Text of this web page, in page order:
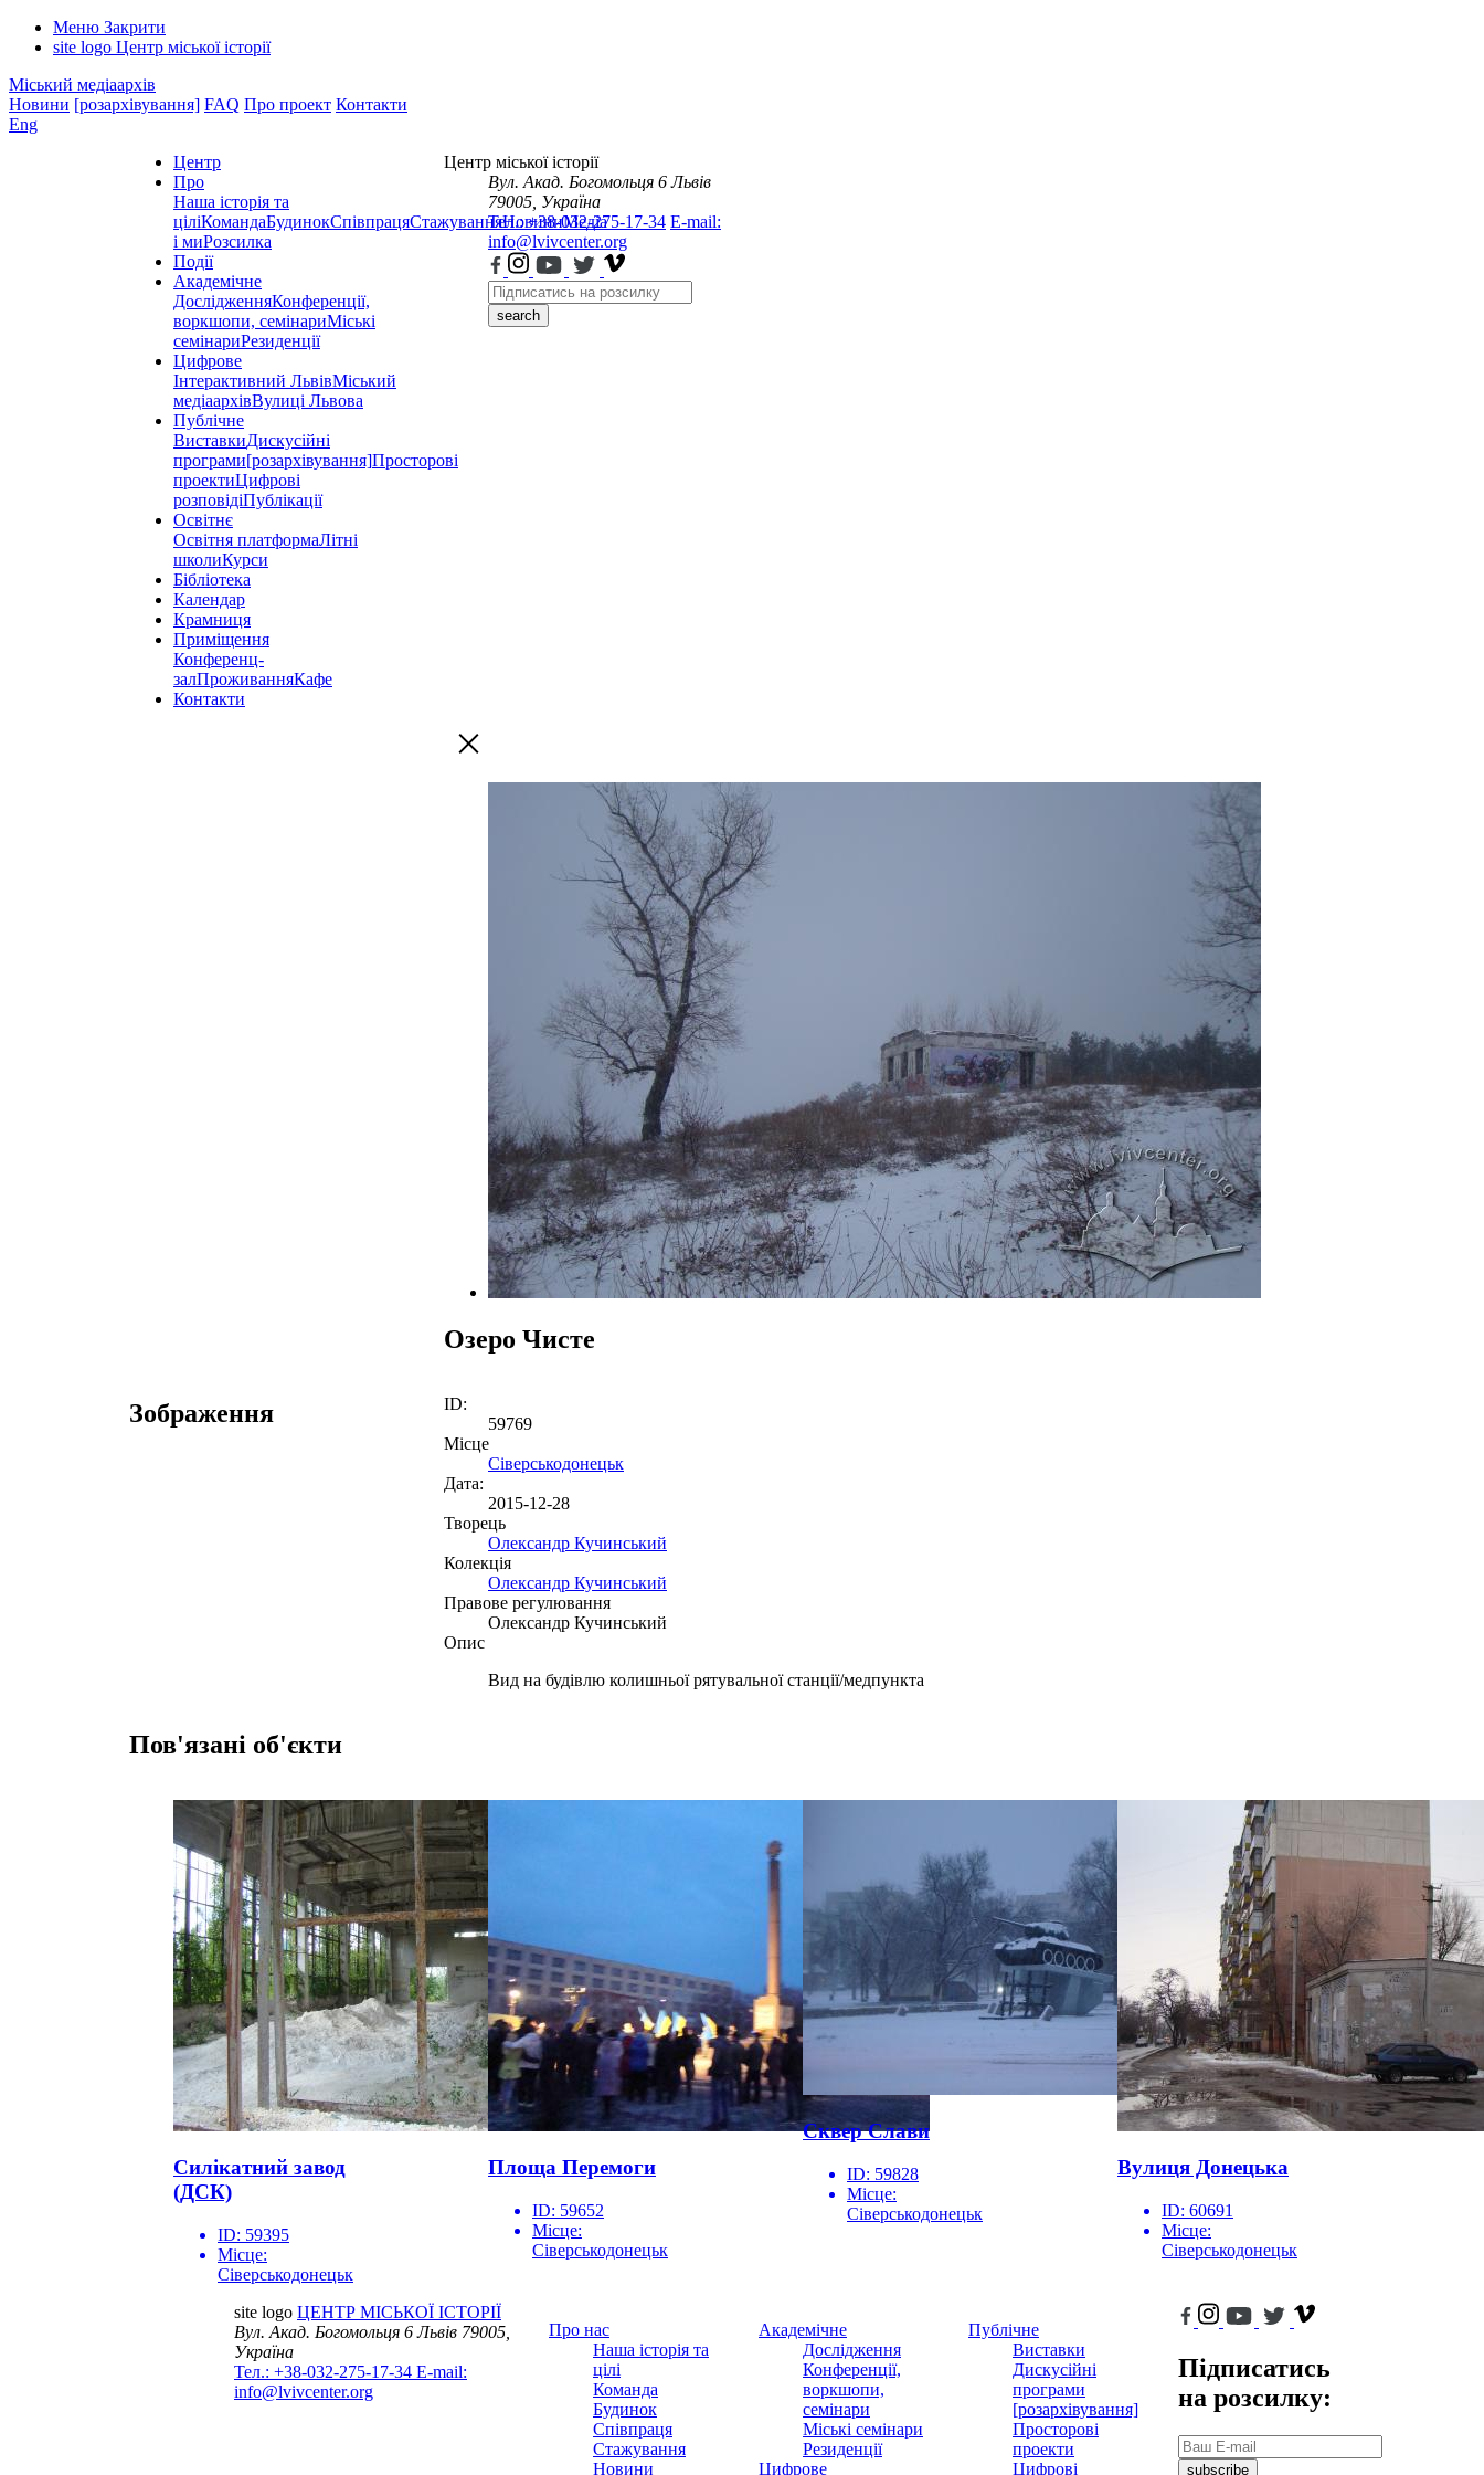
Меню Закрити
site logo Центр міської історії
Міський медіаархів
Новини [розархівування] FAQ Про проект Контакти
Eng
Центр
Про
Наша історія та
ціліКомандаБудинокСпівпрацяСтажуванняНовиниМедіа
і миРозсилка
Події
Академічне
ДослідженняКонференції,
воркшопи, семінариМіські
семінариРезиденції
Цифрове
Інтерактивний ЛьвівМіський
медіаархівВулиці Львова
Публічне
ВиставкиДискусійні
програми[розархівування]Просторові
проектиЦифрові
розповідіПублікації
Освітнє
Освітня платформаЛітні
школиКурси
Бібліотека
Календар
Крамниця
Приміщення
Конференц-
залПроживанняКафе
Контакти
Центр міської історії
Вул. Акад. Богомольця 6 Львів
79005, Україна
Тел.: +38-032-275-17-34 E-mail:
info@lvivcenter.org
search
Озеро Чисте
Зображення
ID:
59769
Місце
Сіверськодонецьк
Дата:
2015-12-28
Творець
Олександр Кучинський
Колекція
Олександр Кучинський
Правове регулювання
Олександр Кучинський
Опис
Вид на будівлю колишньої рятувальної станції/медпункта
Пов'язані об'єкти
Силікатний завод
(ДСК)
ID: 59395
Місце:
Сіверськодонецьк
Площа Перемоги
ID: 59652
Місце:
Сіверськодонецьк
Сквер Слави
ID: 59828
Місце:
Сіверськодонецьк
Вулиця Донецька
ID: 60691
Місце:
Сіверськодонецьк
site logo ЦЕНТР МІСЬКОЇ ІСТОРІЇ
Вул. Акад. Богомольця 6Львів 79005,
Україна
Тел.: +38-032-275-17-34 E-mail:
info@lvivcenter.org
Про нас
Наша історія та
цілі
Команда
Будинок
Співпраця
Стажування
Новини
Академічне
Дослідження
Конференції,
воркшопи,
семінари
Міські семінари
Резиденції
Цифрове
Публічне
Виставки
Дискусійні
програми
[розархівування]
Просторові
проекти
Цифрові
Підписатись
на розсилку:
subscribe